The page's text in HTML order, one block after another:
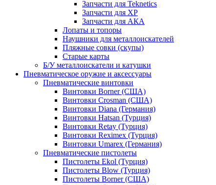
Запчасти для Teknetics
Запчасти для XP
Запчасти для АКА
Лопаты и топоры
Наушники для металлоискателей
Пляжные совки (скупы)
Старые карты
Б/У металлоискатели и катушки
Пневматическое оружие и аксессуары
Пневматические винтовки
Винтовки Borner (США)
Винтовки Crosman (США)
Винтовки Diana (Германия)
Винтовки Hatsan (Турция)
Винтовки Retay (Турция)
Винтовки Reximex (Турция)
Винтовки Umarex (Германия)
Пневматические пистолеты
Пистолеты Ekol (Турция)
Пистолеты Blow (Турция)
Пистолеты Borner (США)